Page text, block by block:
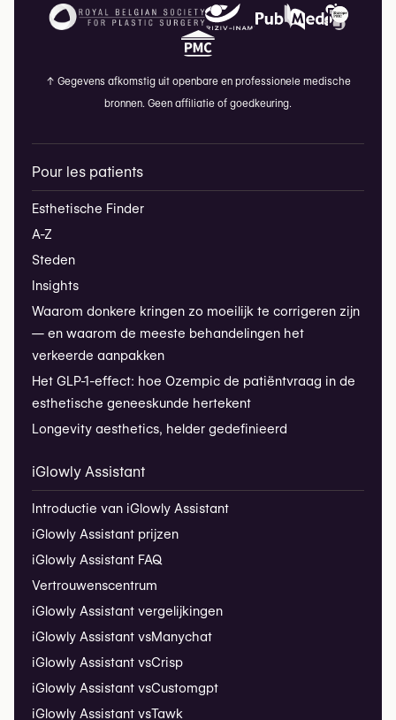
↑ Gegevens afkomstig uit openbare en professionele medische
bronnen. Geen affiliatie of goedkeuring.
Pour les patients
Esthetische Finder
A-Z
Steden
Insights
Waarom donkere kringen zo moeilijk te corrigeren zijn
— en waarom de meeste behandelingen het
verkeerde aanpakken
Het GLP-1-effect: hoe Ozempic de patiëntvraag in de
esthetische geneeskunde hertekent
Longevity aesthetics, helder gedefinieerd
iGlowly Assistant
Introductie van iGlowly Assistant
iGlowly Assistant prijzen
iGlowly Assistant FAQ
Vertrouwenscentrum
iGlowly Assistant vergelijkingen
iGlowly Assistant vsManychat
iGlowly Assistant vsCrisp
iGlowly Assistant vsCustomgpt
iGlowly Assistant vsTawk